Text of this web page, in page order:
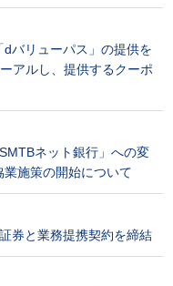
バリューパス」の提供を
アルし、提供するクーポ
ネット銀行」への変
施策の開始について
券と業務提携契約を締結